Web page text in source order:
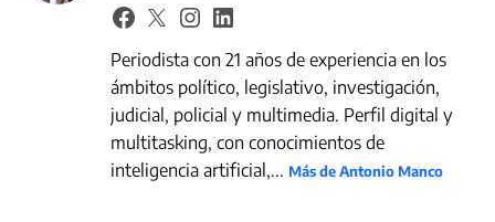
Periodista con 21 años de experiencia en los
ámbitos político, legislativo, investigación,
judicial, policial y multimedia. Perfil digital y
multitasking, con conocimientos de
inteligencia artificial,...Más de Antonio Manco